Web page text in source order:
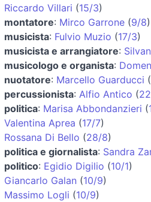
Riccardo Villari (15/3)
montatore: Mirco Garrone (9/8)
musicista: Fulvio Muzio (17/3)
musicista e arrangiatore:
musicologo e organista:
nuotatore: Marcello Guarducci (
percussionista: Alfio Antico (
politica: Marisa Abbondanzieri (
Valentina Aprea (17/7)
Rossana Di Bello (28/8)
politica e giornalista: Sandra
politico: Egidio Digilio (10/1)
Giancarlo Galan (10/9)
Massimo Logli (10/9)